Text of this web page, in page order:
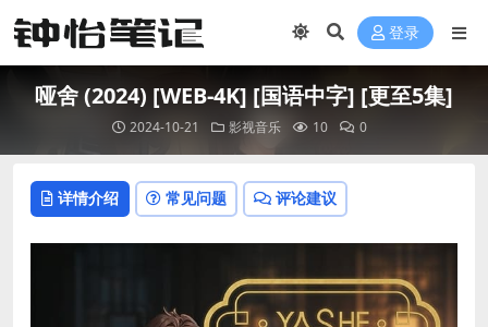
登录
哑舍 (2024) [WEB-4K] [国语中字] [更至5集]
2024-10-21 影视音乐 10 0
详情介绍 常见问题 评论建议